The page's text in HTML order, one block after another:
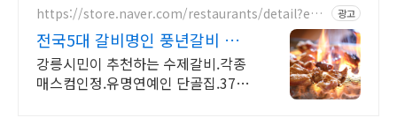
https://store.naver.com/restaurants/detail?ent
광고
전국5대 갈비명인 풍년갈비 풍
년갈비 차원이다른수제갈비
강릉시민이 추천하는 수제갈비.각종
매스컴인정.유명연예인 단골집.37년